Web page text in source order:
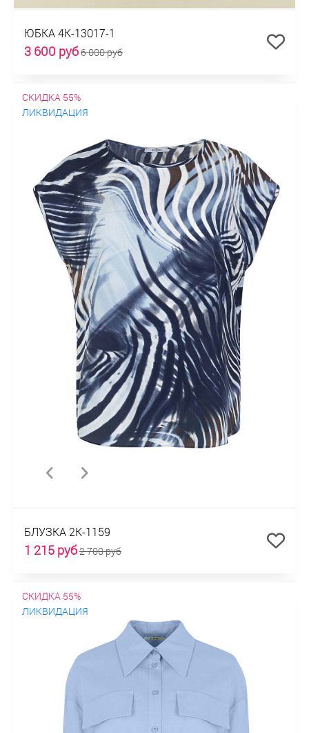
ЮБКА 4К-13017-1
3 600 руб6 000 руб
СКИДКА 55%
ЛИКВИДАЦИЯ
БЛУЗКА 2К-1159
1 215 руб2 700 руб
СКИДКА 55%
ЛИКВИДАЦИЯ